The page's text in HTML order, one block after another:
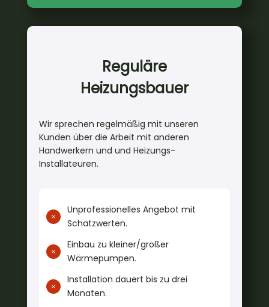
Reguläre
Heizungsbauer
Wir sprechen regelmäßig mit unseren
Kunden über die Arbeit mit anderen
Handwerkern und und Heizungs-
Installateuren.
M
Unprofessionelles Angebot mit
Schätzwerten.
M
Einbau zu kleiner/großer
Wärmepumpen.
M
Installation dauert bis zu drei
Monaten.